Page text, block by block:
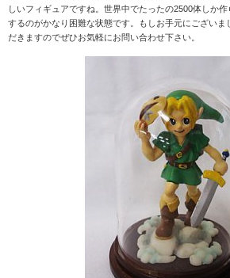
しいフィギュアですね。世界中でたったの2500体しか
するのがかなり困難な状態です。もしお手元にございま
だきますのでぜひお気軽にお問い合わせ下さい。